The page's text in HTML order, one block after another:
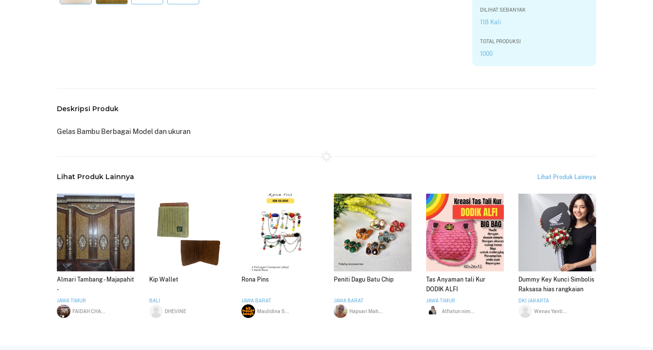
DILIHAT SEBANYAK
118 Kali
TOTAL PRODUKSI
1000
Deskripsi Produk
Gelas Bambu Berbagai Model dan ukuran
Lihat Produk Lainnya Lihat Produk Lainnya
Almari Tambang - Majapahit
-
JAWA TIMUR
Kip Wallet
BALI
DHEVINE
Rona Pins
JAWA BARAT
Peniti Dagu Batu Chip
JAWA BARAT
Tas Anyaman tali Kur
DODIK ALFI
JAWA TIMUR
Dummy Key Kunci Simbolis
Raksasa hias rangkaian
Bunga
DKI JAKARTA